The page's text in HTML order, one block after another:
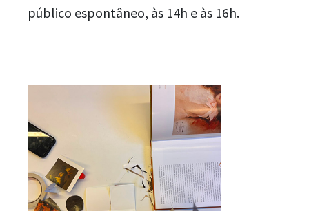
público espontâneo, às 14h e às 16h.